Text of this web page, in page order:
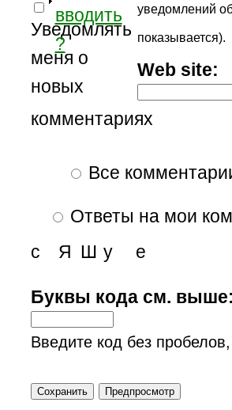
уведомлений
показывается).
Web site:
вводить
?
Уведомлять
меня о
новых
комментариях
Все
Ответы на мои
Я
с Ш у е
Буквы кода см.
Введите код без